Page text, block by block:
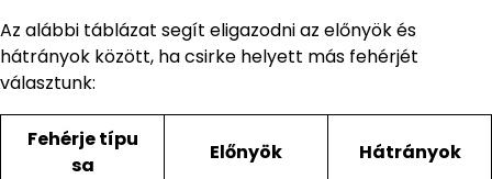
Az alábbi táblázat segít eligazodni az előnyök és
hátrányok között, ha csirke helyett más fehérjét
választunk:
Fehérje típu
sa
Előnyök Hátrányok